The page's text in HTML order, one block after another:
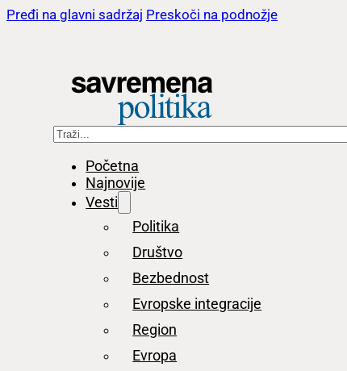
Pređi na glavni sadržaj Preskoči na podnožje
Pretraga
Početna
Najnovije
Vesti
Politika
Društvo
Bezbednost
Evropske integracije
Region
Evropa